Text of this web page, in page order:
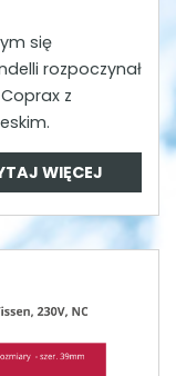
się
rozpoczynał
z
WIĘCEJ